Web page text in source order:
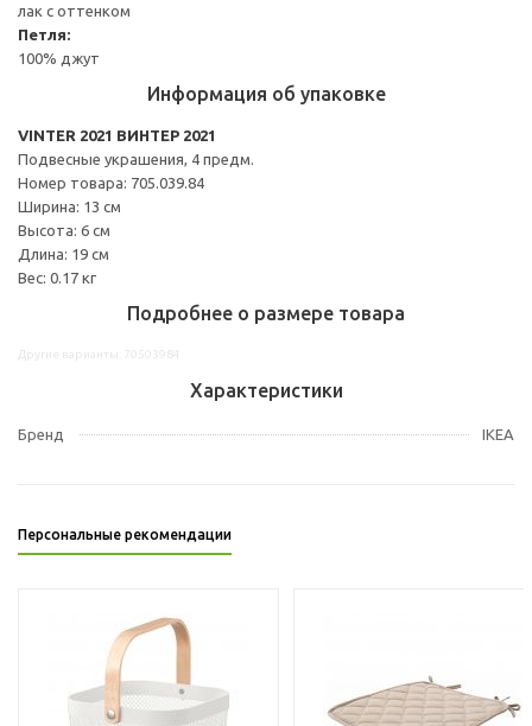
лак с оттенком
Петля:
100% джут
Информация об упаковке
VINTER 2021 ВИНТЕР 2021
Подвесные украшения, 4 предм.
Номер товара: 705.039.84
Ширина: 13 см
Высота: 6 см
Длина: 19 см
Вес: 0.17 кг
Подробнее о размере товара
Характеристики
Бренд IKEA
Персональные рекомендации